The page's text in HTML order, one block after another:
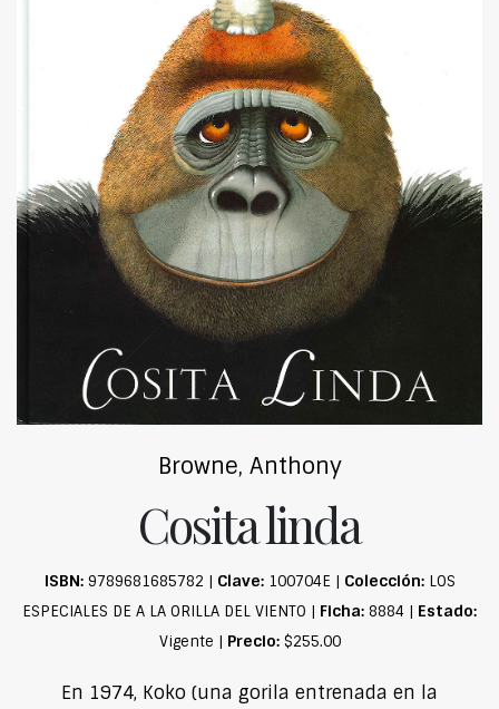
Browne, Anthony
Cosita linda
ISBN:9789681685782 | Clave:100704E | Colección:LOS
ESPECIALES DE A LA ORILLA DEL VIENTO | Ficha: 8884 | Estado:
Vigente | Precio:$255.00
En 1974, Koko (una gorila entrenada en la